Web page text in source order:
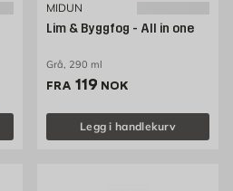
MIDUN
Lim & Byggfog - All in one
Grå, 290 ml
FRA Pris 119 NOK /stk
119 NOK
Legg i handlekurv